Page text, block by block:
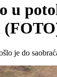
u
je do